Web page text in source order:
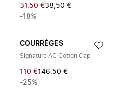
31,50 €38,50 €
-18%
COURRÈGES
Signature AC Cotton Cap
110 €146,50 €
-25%